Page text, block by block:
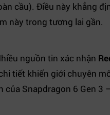
cầu). Điều này khẳng
này trong tương lai gần.
nguồn tin xác nhận
tiết khiến giới chuyên
Snapdragon 6 Gen 3